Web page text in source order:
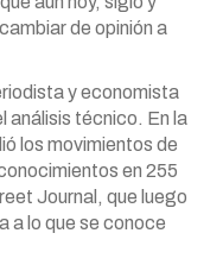
de opinión a
y economista
análisis técnico. En la
los movimientos de
en 255
Journal, que luego
a lo que se conoce